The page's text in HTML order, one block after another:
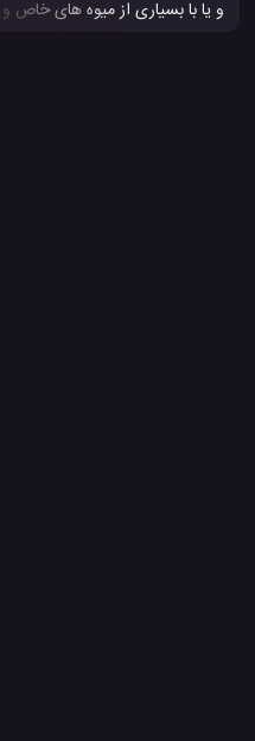
و یا با بسیاری از میوه های خاص